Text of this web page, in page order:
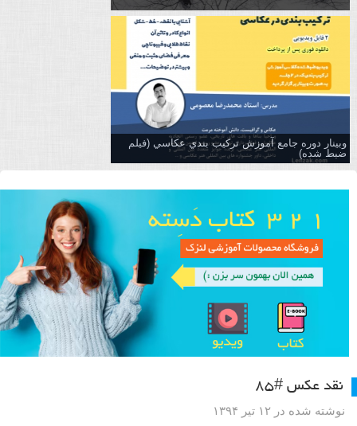
وبینار دوره جامع آموزش تركيب بندي عكاسي (فیلم
ضبط شده)
نقد عکس #۸۵
نوشته شده در ۱۲ تیر ۱۳۹۴